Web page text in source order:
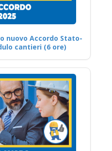
nuovo Accordo Stato-
cantieri (6 ore)